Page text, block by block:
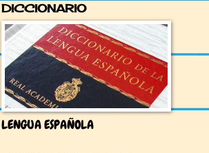
DICCIONARIO
LENGUA ESPAÑOLA